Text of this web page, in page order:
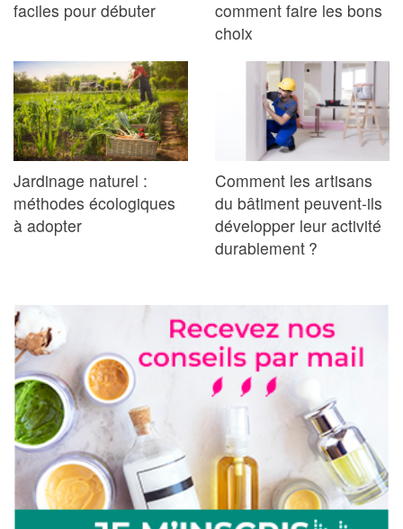
faciles pour débuter
comment faire les bons
choix
Jardinage naturel :
méthodes écologiques
à adopter
Comment les artisans
du bâtiment peuvent-ils
développer leur activité
durablement ?